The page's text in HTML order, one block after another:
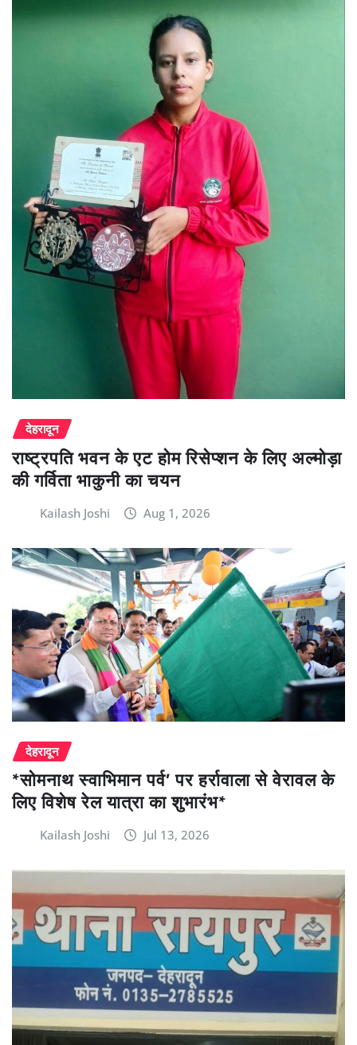
देहरादून
राष्ट्रपति भवन के एट होम रिसेप्शन के लिए अल्मोड़ा
की गर्विता भाकुनी का चयन
Kailash Joshi Aug 1, 2026
देहरादून
*सोमनाथ स्वाभिमान पर्व’ पर हर्रावाला से वेरावल के
लिए विशेष रेल यात्रा का शुभारंभ*
Kailash Joshi Jul 13, 2026